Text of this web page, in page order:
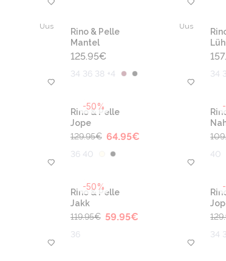
Uus Uus
Rino & Pelle
Mantel
125.95€
34 36 38 +4 34
-50%
Rino & Pelle
Jope
129.95€ 64.95€
36 40 40
-50%
Rino & Pelle
Jakk
119.95€ 59.95€
36 34